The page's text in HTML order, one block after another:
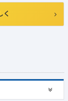
く